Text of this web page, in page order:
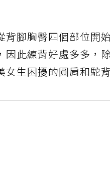
背腳胸臀四個部位開
因此練背好處多多，
生困擾的圓肩和駝